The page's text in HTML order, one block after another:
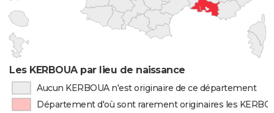
Les KERBOUA par lieu de naissance
Aucun KERBOUA n'est originaire de ce département
Département d'où sont rarement originaires les